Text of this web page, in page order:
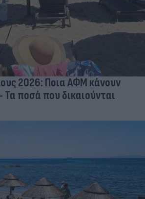
2026: Ποια ΑΦΜ κάνουν
ποσά που δικαιούνται